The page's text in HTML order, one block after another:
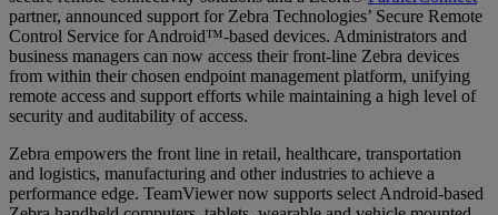
partner, announced support for Zebra Technologies’ Secure Remote
Control Service for Android™-based devices. Administrators and
business managers can now access their front-line Zebra devices
from within their chosen endpoint management platform, unifying
remote access and support efforts while maintaining a high level of
security and auditability of access.
Zebra empowers the front line in retail, healthcare, transportation
and logistics, manufacturing and other industries to achieve a
performance edge. TeamViewer now supports select Android-based